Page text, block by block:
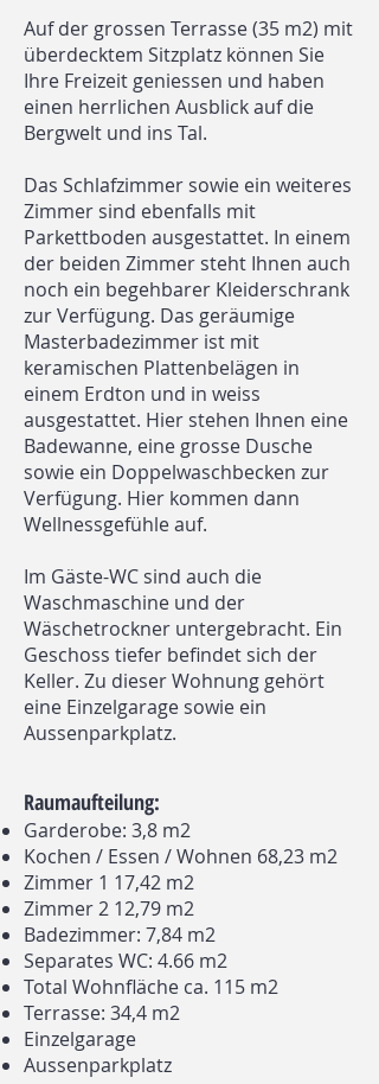
Auf der grossen Terrasse (35 m2) mit
überdecktem Sitzplatz können Sie
Ihre Freizeit geniessen und haben
einen herrlichen Ausblick auf die
Bergwelt und ins Tal.
Das Schlafzimmer sowie ein weiteres
Zimmer sind ebenfalls mit
Parkettboden ausgestattet. In einem
der beiden Zimmer steht Ihnen auch
noch ein begehbarer Kleiderschrank
zur Verfügung. Das geräumige
Masterbadezimmer ist mit
keramischen Plattenbelägen in
einem Erdton und in weiss
ausgestattet. Hier stehen Ihnen eine
Badewanne, eine grosse Dusche
sowie ein Doppelwaschbecken zur
Verfügung. Hier kommen dann
Wellnessgefühle auf.
Im Gäste-WC sind auch die
Waschmaschine und der
Wäschetrockner untergebracht. Ein
Geschoss tiefer befindet sich der
Keller. Zu dieser Wohnung gehört
eine Einzelgarage sowie ein
Aussenparkplatz.
Raumaufteilung:
Garderobe: 3,8 m2
Kochen / Essen / Wohnen 68,23 m2
Zimmer 1 17,42 m2
Zimmer 2 12,79 m2
Badezimmer: 7,84 m2
Separates WC: 4.66 m2
Total Wohnfläche ca. 115 m2
Terrasse: 34,4 m2
Einzelgarage
Aussenparkplatz